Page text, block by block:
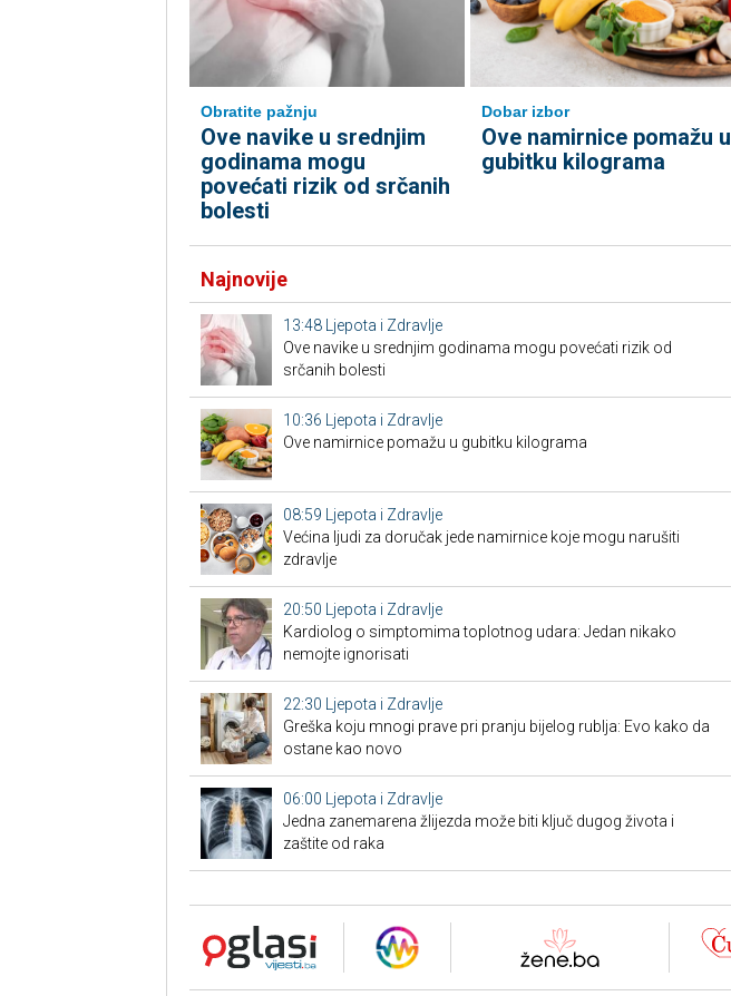
Obratite pažnju
Ove navike u srednjim
godinama mogu
povećati rizik od srčanih
bolesti
Dobar izbor
Ove namirnice pomažu u
gubitku kilograma
Najnovije
13:48 Ljepota i Zdravlje
Ove navike u srednjim godinama mogu povećati rizik od
srčanih bolesti
10:36 Ljepota i Zdravlje
Ove namirnice pomažu u gubitku kilograma
08:59 Ljepota i Zdravlje
Većina ljudi za doručak jede namirnice koje mogu narušiti
zdravlje
20:50 Ljepota i Zdravlje
Kardiolog o simptomima toplotnog udara: Jedan nikako
nemojte ignorisati
22:30 Ljepota i Zdravlje
Greška koju mnogi prave pri pranju bijelog rublja: Evo kako da
ostane kao novo
06:00 Ljepota i Zdravlje
Jedna zanemarena žlijezda može biti ključ dugog života i
zaštite od raka